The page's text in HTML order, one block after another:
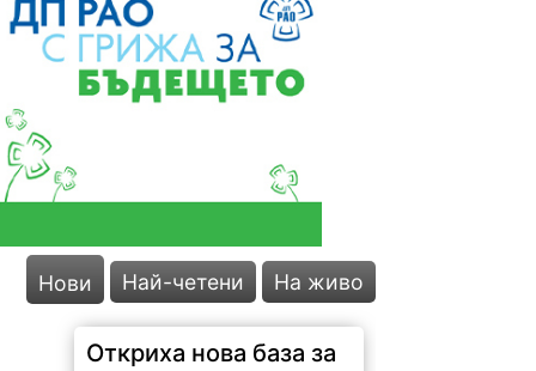
Нови Най-четени На живо
Откриха нова база за